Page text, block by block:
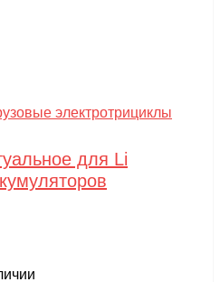
электротрициклы
для Li